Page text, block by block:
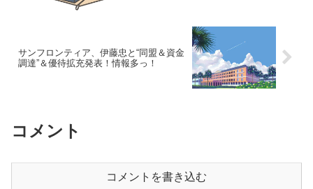
サンフロンティア、伊藤忠と“同盟＆資金
調達”＆優待拡充発表！情報多っ！
コメント
コメントを書き込む